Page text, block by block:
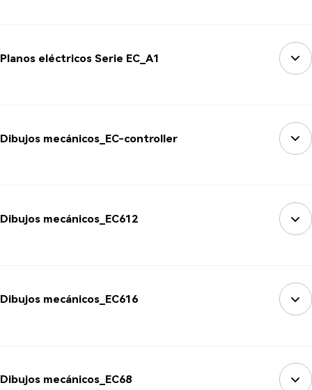
Planos eléctricos Serie EC_A1
Dibujos mecánicos_EC-controller
Dibujos mecánicos_EC612
Dibujos mecánicos_EC616
Dibujos mecánicos_EC68